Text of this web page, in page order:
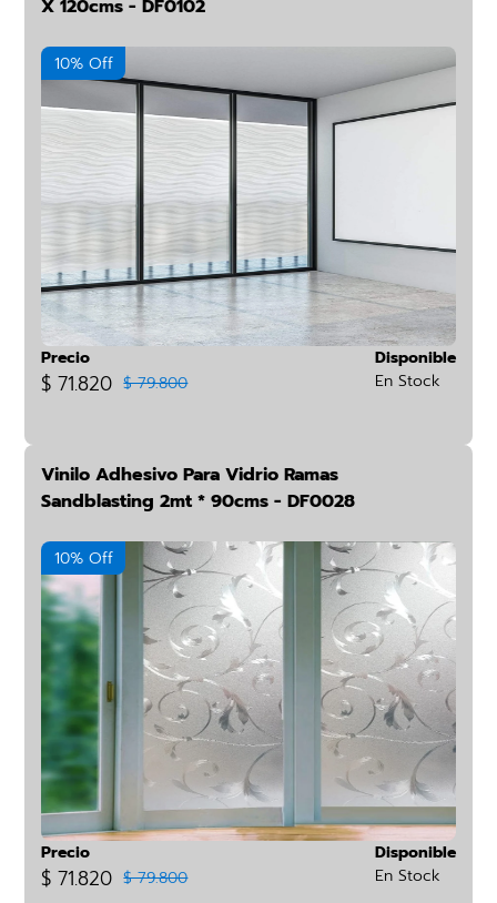
X 120cms - DF0102
10% Off
Precio
$ 71.820 $ 79.800
Disponible
En Stock
Vinilo Adhesivo Para Vidrio Ramas
Sandblasting 2mt * 90cms - DF0028
10% Off
Precio
$ 71.820 $ 79.800
Disponible
En Stock